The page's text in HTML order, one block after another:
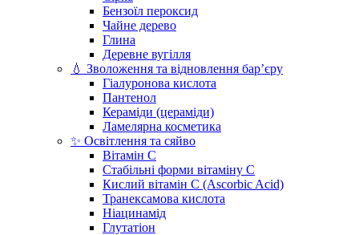
Бензоїл пероксид
Чайне дерево
Глина
Деревне вугілля
💧 Зволоження та відновлення бар’єру
Гіалуронова кислота
Пантенол
Кераміди (цераміди)
Ламелярна косметика
✨ Освітлення та сяйво
Вітамін С
Стабільні форми вітаміну С
Кислий вітамін С (Ascorbic Acid)
Транексамова кислота
Ніацинамід
Глутатіон